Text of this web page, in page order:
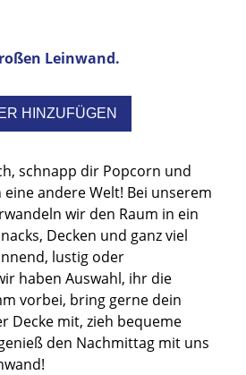
Leinwand.
HINZUFÜGEN
schnapp dir Popcorn und
andere Welt! Bei unserem
wir den Raum in ein
Decken und ganz viel
lustig oder
haben Auswahl, ihr die
vorbei, bring gerne dein
Decke mit, zieh bequeme
den Nachmittag mit uns